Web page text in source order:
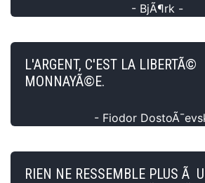
- BjÃ¶rk -
L'ARGENT, C'EST LA LIBERTÃ©
MONNAYÃ©E.
- Fiodor
RIEN NE RESSEMBLE PLUS Ã